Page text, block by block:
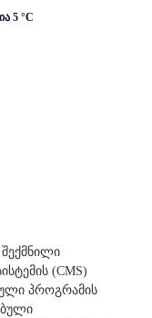
5 °C
(CMS)
პროგრამის